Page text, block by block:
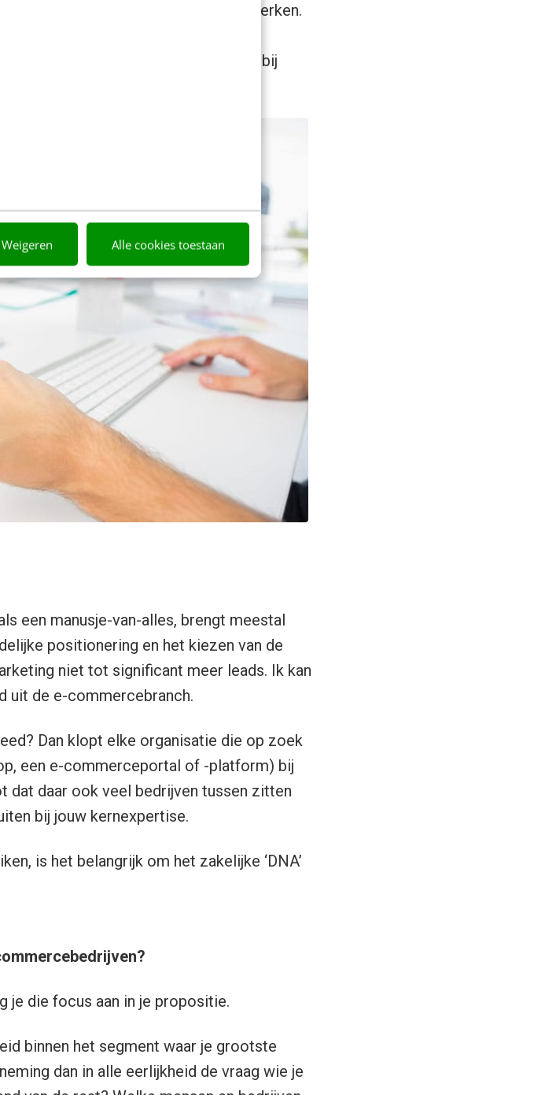
Weigeren Alle cookies toestaan
BMW) zijn vaak blauwe of paarse merken.
en past uitstekend bij
is juist weer een kleur die past bij
cultiveren.
een manusje-van-alles, brengt meestal
positionering en het kiezen van de
niet tot significant meer leads. Ik kan
uit de e-commercebranch.
Dan klopt elke organisatie die op zoek
een e-commerceportal of -platform) bij
dat daar ook veel bedrijven tussen zitten
bij jouw kernexpertise.
is het belangrijk om het zakelijke ‘DNA’
je die focus aan in je propositie.
binnen het segment waar je grootste
dan in alle eerlijkheid de vraag wie je